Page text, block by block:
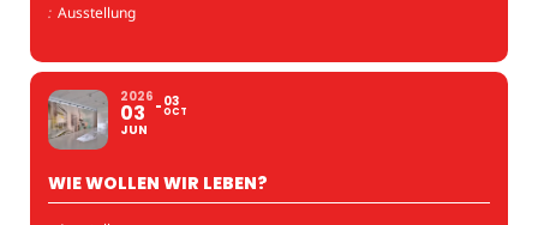
: Ausstellung
2026
03
JUN
03
OCT
WIE WOLLEN WIR LEBEN?